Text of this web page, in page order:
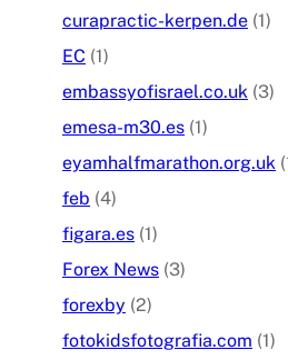
curapractic-kerpen.de (1)
EC (1)
embassyofisrael.co.uk (3)
emesa-m30.es (1)
eyamhalfmarathon.org.uk
feb (4)
figara.es (1)
Forex News (3)
forexby (2)
fotokidsfotografia.com (1)